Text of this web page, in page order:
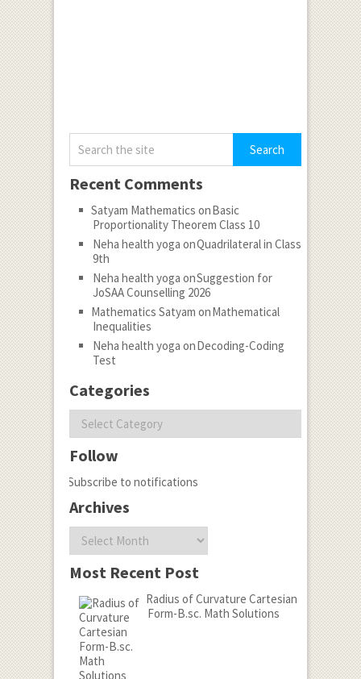
Recent Comments
Satyam Mathematics onBasic
Proportionality Theorem Class 10
Neha health yoga onQuadrilateral in Class
9th
Neha health yoga onSuggestion for
JoSAA Counselling 2026
Mathematics Satyam onMathematical
Inequalities
Neha health yoga onDecoding-Coding
Test
Categories
Categories
Follow
Subscribe to notifications
Archives
Archives
Most Recent Post
Radius of Curvature Cartesian
Form-B.sc. Math Solutions